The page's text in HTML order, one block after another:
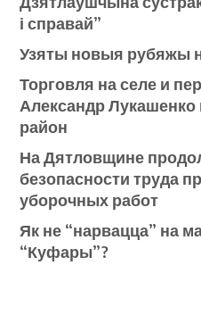
і справай”
Узяты новыя рубяжы
Торговля на селе и
Александр Лукашенко
район
На Дятловщине
безопасности труда
уборочных работ
Як не “нарвацца” на
“Куфары”?